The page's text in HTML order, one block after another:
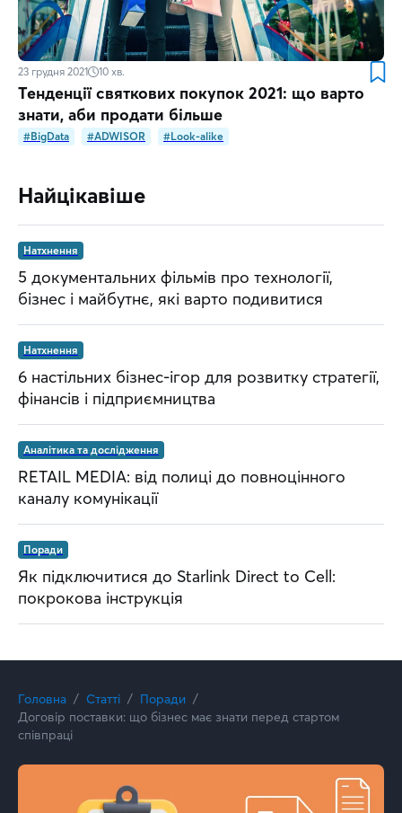
23 грудня 2021 10 хв.
Тенденції святкових покупок 2021: що варто
знати, аби продати більше
#BigData #ADWISOR #Look-alike
Найцікавіше
Натхнення
5 документальних фільмів про технології,
бізнес і майбутнє, які варто подивитися
Натхнення
6 настільних бізнес-ігор для розвитку стратегії,
фінансів і підприємництва
Аналітика та дослідження
RETAIL MEDIA: від полиці до повноцінного
каналу комунікації
Поради
Як підключитися до Starlink Direct to Cell:
покрокова інструкція
Головна Статті
Поради
Договір поставки: що бізнес має знати перед стартом
співпраці